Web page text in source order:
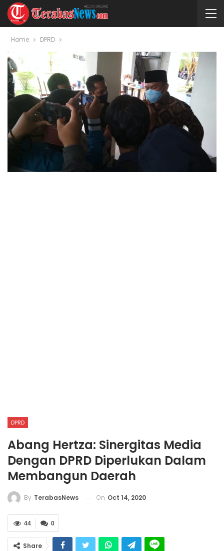
Home DPRD
DPRD
Abang Hertza: Sinergitas Media
Dengan DPRD Diperlukan Dalam
Membangun Daerah
By TerabasNews On Oct 14, 2020
0
44
Share